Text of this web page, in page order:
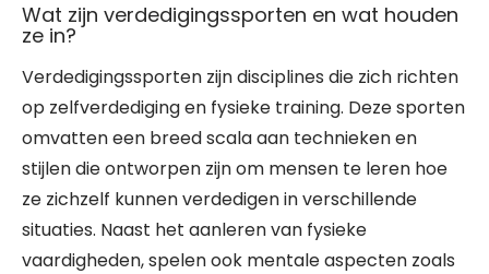
Wat zijn verdedigingssporten en wat houden
ze in?
Verdedigingssporten zijn disciplines die zich richten
op zelfverdediging en fysieke training. Deze sporten
omvatten een breed scala aan technieken en
stijlen die ontworpen zijn om mensen te leren hoe
ze zichzelf kunnen verdedigen in verschillende
situaties. Naast het aanleren van fysieke
vaardigheden, spelen ook mentale aspecten zoals